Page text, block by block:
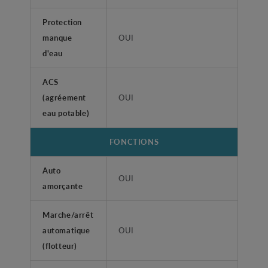
Protection
manque
d'eau
OUI
ACS
(agréement
eau potable)
OUI
FONCTIONS
Auto
amorçante
OUI
Marche/arrêt
automatique
(flotteur)
OUI